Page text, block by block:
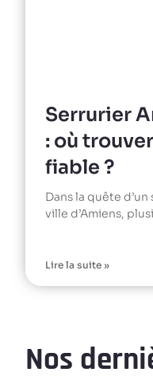
Serrurier
: où
fiable ?
Dans la quête
ville d’Amiens,
Lire la suite »
Nos